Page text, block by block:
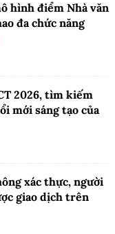
hình điểm Nhà văn
đa chức năng
2026, tìm kiếm
mới sáng tạo của
xác thực, người
giao dịch trên